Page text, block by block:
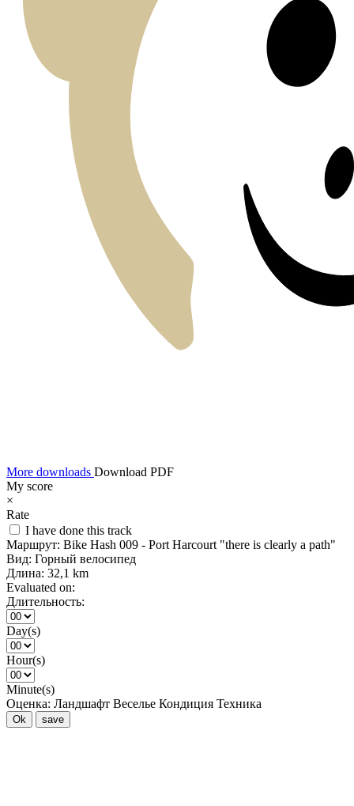
More downloads Download PDF
My score
×
Rate
I have done this track
Маршрут: Bike Hash 009 - Port Harcourt "there is clearly a path"
Вид: Горный велосипед
Длина: 32,1 km
Evaluated on:
Длительность:
Day(s)
Hour(s)
Minute(s)
Оценка: Ландшафт Веселье Кондиция Техника
Ok save